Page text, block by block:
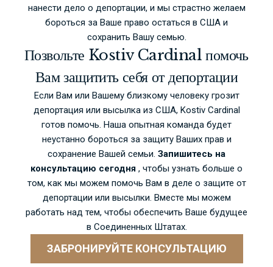
нанести дело о депортации, и мы страстно желаем
бороться за Ваше право остаться в США и
сохранить Вашу семью.
Позвольте Kostiv Cardinal помочь
Вам защитить себя от депортации
Если Вам или Вашему близкому человеку грозит
депортация или высылка из США, Kostiv Cardinal
готов помочь. Наша опытная команда будет
неустанно бороться за защиту Ваших прав и
сохранение Вашей семьи. Запишитесь на
консультацию сегодня , чтобы узнать больше о
том, как мы можем помочь Вам в деле о защите от
депортации или высылки. Вместе мы можем
работать над тем, чтобы обеспечить Ваше будущее
в Соединенных Штатах.
ЗАБРОНИРУЙТЕ КОНСУЛЬТАЦИЮ